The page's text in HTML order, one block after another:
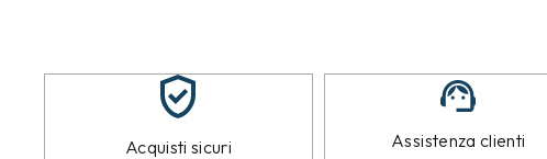
Acquisti sicuri Assistenza clienti